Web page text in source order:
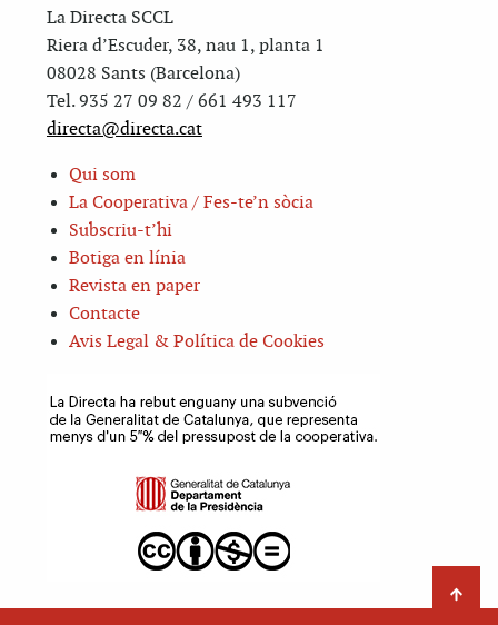
La Directa SCCL
Riera d’Escuder, 38, nau 1, planta 1
08028 Sants (Barcelona)
Tel. 935 27 09 82 / 661 493 117
directa@directa.cat
Qui som
La Cooperativa / Fes-te’n sòcia
Subscriu-t’hi
Botiga en línia
Revista en paper
Contacte
Avis Legal & Política de Cookies